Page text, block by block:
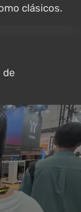
clásicos.
de